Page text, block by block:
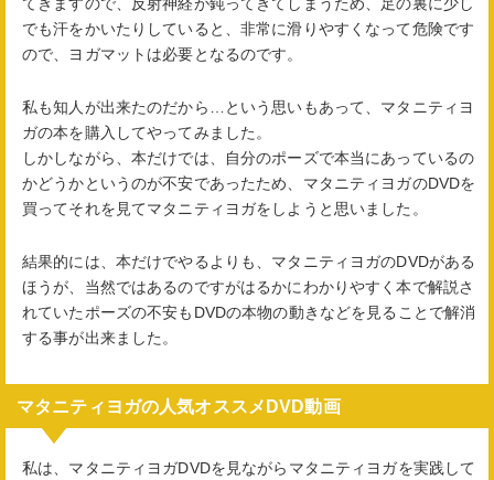
でも汗をかいたりしていると、非常に滑りやすくなって危険です
ので、ヨガマットは必要となるのです。
私も知人が出来たのだから…という思いもあって、マタニティヨ
ガの本を購入してやってみました。
しかしながら、本だけでは、自分のポーズで本当にあっているの
かどうかというのが不安であったため、マタニティヨガのDVDを
買ってそれを見てマタニティヨガをしようと思いました。
結果的には、本だけでやるよりも、マタニティヨガのDVDがある
ほうが、当然ではあるのですがはるかにわかりやすく本で解説さ
れていたポーズの不安もDVDの本物の動きなどを見ることで解消
する事が出来ました。
マタニティヨガの人気オススメDVD動画
私は、マタニティヨガDVDを見ながらマタニティヨガを実践して